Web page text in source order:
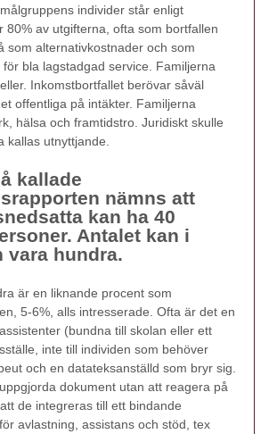
individer står enligt
80% av utgifterna, ofta som bortfallen
som alternativkostnader och som
bla lagstadgad service. Familjerna
Inkomstbortfallet berövar såväl
offentliga på intäkter. Familjerna
hälsa och framtidstro. Juridiskt skulle
kallas utnyttjande.
kallade
nämns att
kan ha 40
Antalet kan i
vara hundra.
är en liknande procent som
5-6%, alls intresserade. Ofta är det en
(bundna till skolan eller ett
inte till individen som behöver
och en datateksanställd som bryr sig.
dokument utan att reagera på
de integreras till ett bindande
avlastning, assistans och stöd, tex